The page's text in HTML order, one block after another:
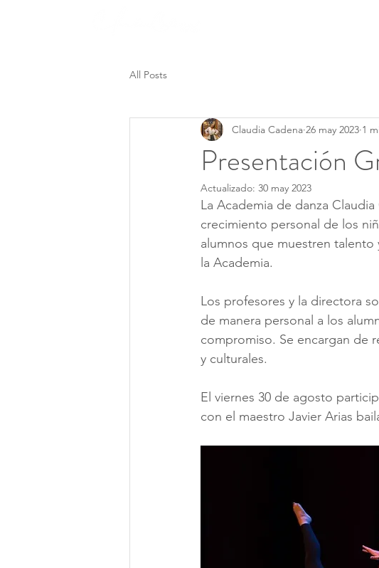
All Posts
Presentación
Claudia Cadena 26 may 2023 1
Actualizado: 30 may 2023
La Academia de danza
crecimiento personal de los
alumnos que muestren
la Academia.
Los profesores y la directora
de manera personal a los
compromiso. Se encargan de
y culturales.
El viernes 30 de agosto
con el maestro Javier Arias